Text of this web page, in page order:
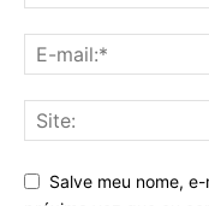
Salve meu nome,